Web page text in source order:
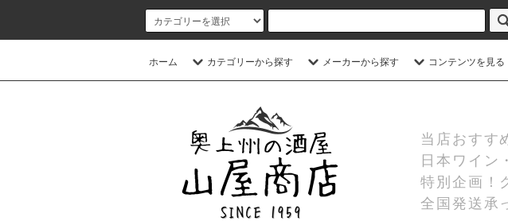
ホーム カテゴリーから探す メーカーから探す コンテンツを見る
当店おすす
日本ワイン
特別企画！
全国発送承